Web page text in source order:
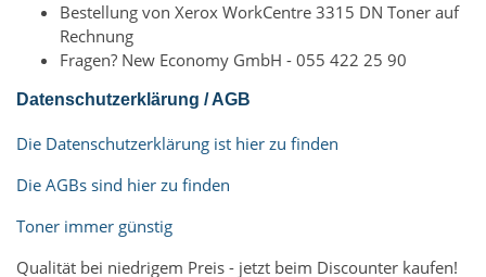
Bestellung von Xerox WorkCentre 3315 DN Toner auf
Rechnung
Fragen? New Economy GmbH - 055 422 25 90
Datenschutzerklärung / AGB
Die Datenschutzerklärung ist hier zu finden
Die AGBs sind hier zu finden
Toner immer günstig
Qualität bei niedrigem Preis - jetzt beim Discounter kaufen!